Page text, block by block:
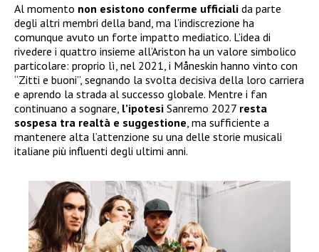
Al momento non esistono conferme ufficiali da parte
degli altri membri della band, ma l’indiscrezione ha
comunque avuto un forte impatto mediatico. L’idea di
rivedere i quattro insieme all’Ariston ha un valore simbolico
particolare: proprio lì, nel 2021, i Måneskin hanno vinto con
“Zitti e buoni”, segnando la svolta decisiva della loro carriera
e aprendo la strada al successo globale. Mentre i fan
continuano a sognare, l’ipotesi Sanremo 2027 resta
sospesa tra realtà e suggestione , ma sufficiente a
mantenere alta l’attenzione su una delle storie musicali
italiane più influenti degli ultimi anni.